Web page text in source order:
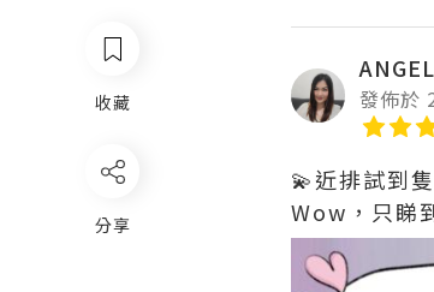
收藏
分享
發佈於
💫近排試到
Wow，只睇